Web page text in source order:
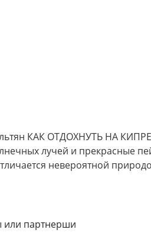
КАК ОТДОХНУТЬ НА
лучей и прекрасные
невероятной
партнерши